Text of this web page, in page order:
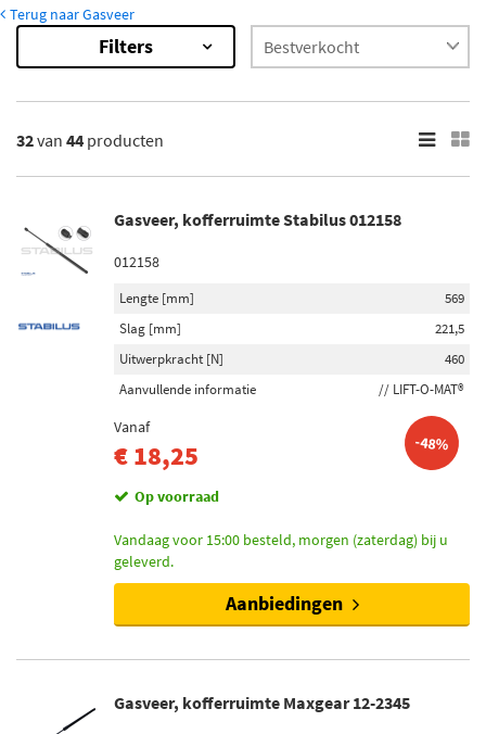
Terug naar Gasveer
Resultaten
×
Magnum Technology (1)
Magneti Marelli (4)
Monroe (3)
Lesjöfors (3)
Gasveer, kofferruimte (40)
Gasveer, legbodem (Koffer-/Laadruimte) (4)
Op voorraad (24)
Niet op voorraad (20)
Filters
32van 44 producten
Gasveer, kofferruimte Stabilus 012158
012158
Lengte [mm]
569
Slag [mm]
221,5
Uitwerpkracht [N]
460
Aanvullende informatie
// LIFT-O-MAT®
Vanaf
€ 18,25 -48%
Op voorraad
Vandaag voor 15:00 besteld, morgen (zaterdag) bij u
geleverd.
Aanbiedingen
Gasveer, kofferruimte Maxgear 12-2345